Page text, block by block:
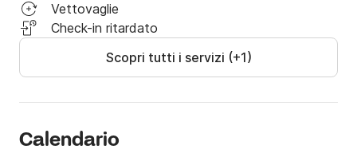
Vettovaglie
Check-in ritardato
Scopri tutti i servizi (+1)
Calendario